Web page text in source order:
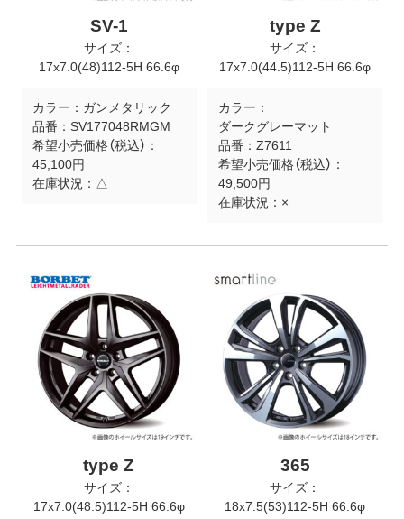
SV-1
サイズ：
17x7.0(48)112-5H 66.6φ
カラー： ガンメタリック
品番： SV177048RMGM
希望小売価格（税込）：
45,100円
在庫状況： △
type Z
サイズ：
17x7.0(44.5)112-5H 66.6φ
カラー：
ダークグレーマット
品番： Z7611
希望小売価格（税込）：
49,500円
在庫状況： ×
type Z
サイズ：
17x7.0(48.5)112-5H 66.6φ
365
サイズ：
18x7.5(53)112-5H 66.6φ